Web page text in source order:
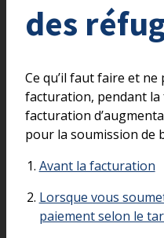
des
Ce qu’il faut faire et
facturation, pendant
facturation
pour la soumission de
Avant la facturation
Lorsque vous
paiement selon le